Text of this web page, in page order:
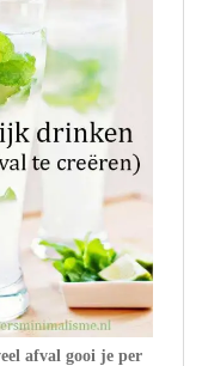
afval gooi je per